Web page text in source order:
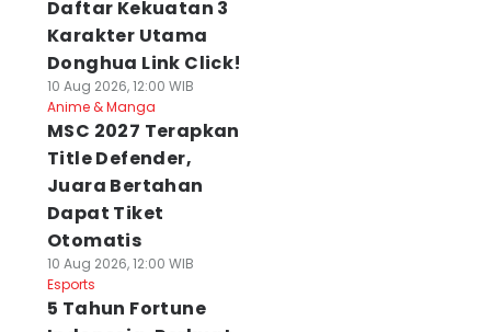
Daftar Kekuatan 3
Karakter Utama
Donghua Link Click!
10 Aug 2026, 12:00 WIB
Anime & Manga
MSC 2027 Terapkan
Title Defender,
Juara Bertahan
Dapat Tiket
Otomatis
10 Aug 2026, 12:00 WIB
Esports
5 Tahun Fortune